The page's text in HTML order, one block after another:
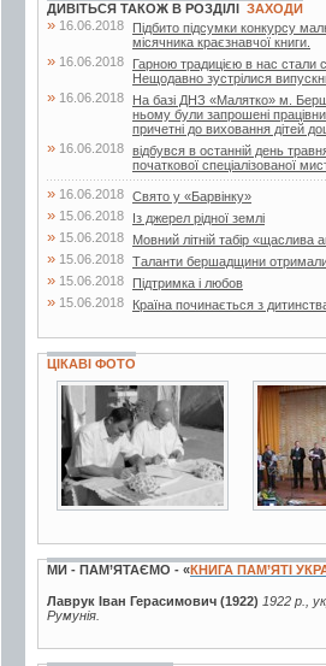
ДИВІТЬСЯ ТАКОЖ В РОЗДІЛІ ЗАХОДИ
» 16.06.2018
Підбито підсумки конкурсу
місячника краєзнавчої книги.
» 16.06.2018
Гарною традицією в нас стали
Нещодавно зустрілися
» 16.06.2018
На базі ДНЗ «Малятко» м.
ньому були запрошені
причетні до виховання дітей
» 16.06.2018 відбувся в останній день
початкової спеціалізованої
» 16.06.2018 Свято у «Барвінку»
» 15.06.2018 Із джерел рідної землі
» 15.06.2018 Мовний літній табір «щаслива
» 15.06.2018 Таланти бершадщини отримали
» 15.06.2018 Підтримка і любов
» 15.06.2018 Країна починається з
ЦІКАВІ ФОТО
4 фото 4 фото
МИ - ПАМ’ЯТАЄМО - «КНИГА ПАМ’ЯТІ
Лаврук Іван Герасимович (1922) 1922 р.,
Румунія.